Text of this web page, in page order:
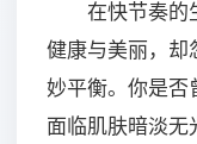
在快节奏的
健康与美丽，却
妙平衡。你是否
面临肌肤暗淡无